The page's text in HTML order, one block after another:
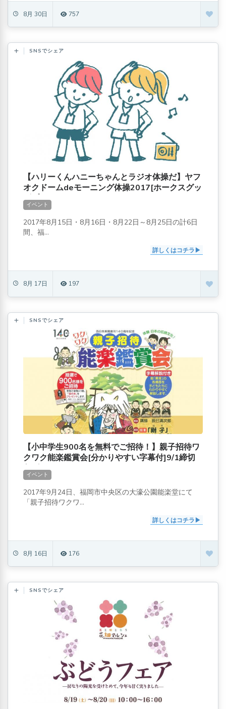
8月 30日 757
SNSでシェア
【ハリーくんハニーちゃんとラジオ体操だ】ヤフ
オクドームdeモーニング体操2017[ホークスグッ
ズプレゼントもあるよ]
イベント
2017年8月15日・8月16日・8月22日～8月25日の計6日
間、福...
詳しくはコチラ
8月 17日 197
SNSでシェア
【小中学生900名を無料でご招待！】親子招待ワ
クワク能楽鑑賞会[分かりやすい字幕付]9/1締切
急げ！
イベント
2017年9月24日、福岡市中央区の大濠公園能楽堂にて
「親子招待ワクワ...
詳しくはコチラ
8月 16日 176
SNSでシェア